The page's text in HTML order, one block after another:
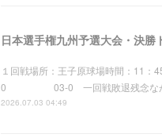
日本選手権九州予選大会・決勝
１回戦場所：王子原球場時
0 03-0 一回戦敗退残念ながら日
2026.07.03 04:49